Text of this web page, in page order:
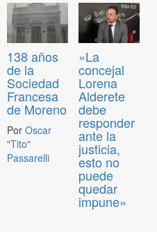
138 años
de la
Sociedad
Francesa
de Moreno
Por Oscar
"Tito"
Passarelli
«La
concejal
Lorena
Alderete
debe
responder
ante la
justicia,
esto no
puede
quedar
impune»